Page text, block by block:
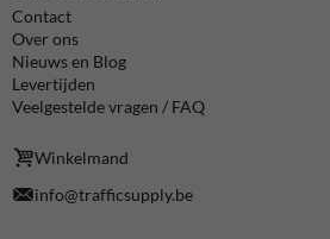
Contact
Over ons
Nieuws en Blog
Levertijden
Veelgestelde vragen / FAQ
Winkelmand
info@trafficsupply.be